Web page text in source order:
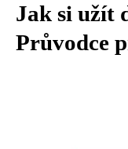
Jak si užít
Průvodce